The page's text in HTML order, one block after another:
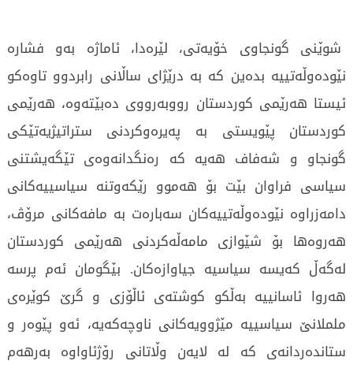
شوێنی گونجاوی خۆیەتی، لێرەدا، ئاماژە بەو فشارە
نێودەوڵەتییە بدەین کە بە درێژای ساڵانی رابردوو تاوەکو
ئیستا هەرێمی کوردستان رووبەرووی دەبێتەوە، هەرێمی
کوردستان پێویستی بە پەیرەوکردنی ستراتیژیەتێکی
گونجاو و شەفاف هەیە کە رەنگدانەوەی تێگەیشتنی
سیاسی فراوان بێت بۆ هەموو رێکەوتنە سیاسییەکانی
دامەزراوە نێودەوڵەتییەکان سەبارەت بە مافەکانی مرۆڤ،
هەروەها بۆ شێوازی مامەڵەکردنی هەرێمی کوردستان
لەگەڵ کەیسە سیاسیە جیاوازەکان. بێگومان ئەم پرسە
هەروا ئاسانییە بەڵکو کوشتەی ئاڵۆزی و گرێ کوێرەی
ململانێ سیاسییە مێژوویەکانی ناوچەکەیە، ئەو پێوەر و
ستاندەردانەی کە لە لایەن وڵاتانی رۆژئاواوە بەرهەم